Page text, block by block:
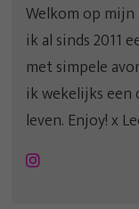
Welkom op
ik al sinds 2011
met simpele
ik wekelijks
leven. Enjoy! x
Instagram